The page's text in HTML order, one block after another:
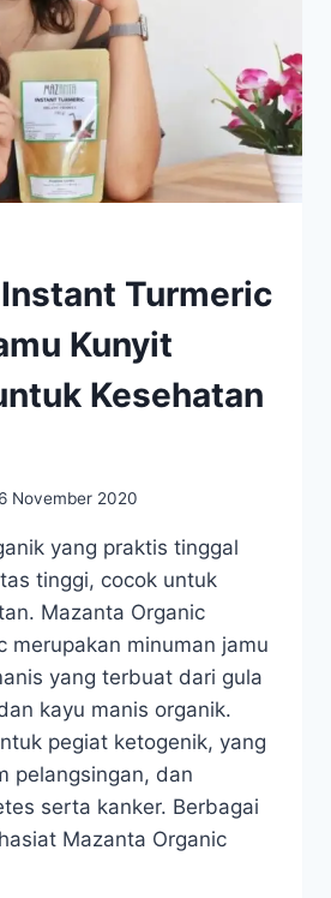
Turmeric
Kunyit
Kesehatan
6 November 2020
yang praktis tinggal
tinggi, cocok untuk
Mazanta Organic
merupakan minuman jamu
yang terbuat dari gula
kayu manis organik.
pegiat ketogenik, yang
pelangsingan, dan
serta kanker. Berbagai
Mazanta Organic